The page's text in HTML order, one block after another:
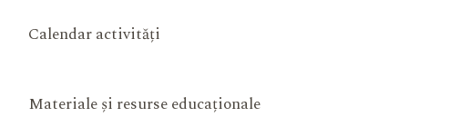
Calendar activități
Materiale și resurse educaționale